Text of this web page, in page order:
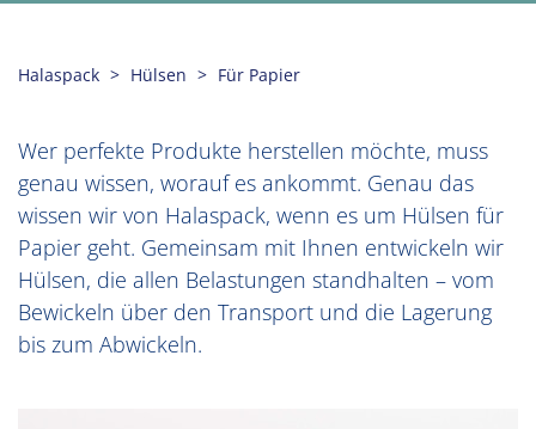
Halaspack Hülsen Für Papier
Wer perfekte Produkte herstellen möchte, muss
genau wissen, worauf es ankommt. Genau das
wissen wir von Halaspack, wenn es um Hülsen für
Papier geht. Gemeinsam mit Ihnen entwickeln wir
Hülsen, die allen Belastungen standhalten – vom
Bewickeln über den Transport und die Lagerung
bis zum Abwickeln.